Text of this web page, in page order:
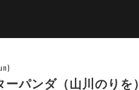
ーパンダ（山川のりを）